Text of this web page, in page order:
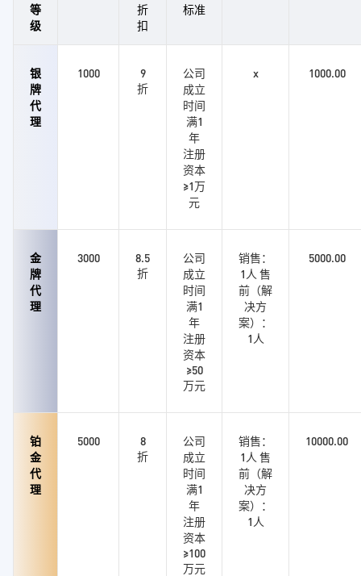
等
级
折
扣
标准
银
牌
代
理
1000
9
折
公司
成立
时间
满1
年
注册
资本
≥1万
元
x 1000.00
金
牌
代
理
3000
8.5
折
公司
成立
时间
满1
年
注册
资本
≥50
万元
销售：
1人 售
前（解
决方
案）：
1人
5000.00
铂
金
代
理
5000
8
折
公司
成立
时间
满1
年
注册
资本
≥100
万元
销售：
1人 售
前（解
决方
案）：
1人
10000.00